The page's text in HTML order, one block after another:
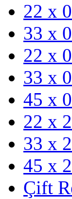
22 x
33 x
22 x
33 x
45 x
22 x
33 x
45 x
Çift